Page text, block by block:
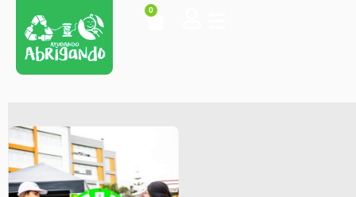
0
Alianzas estratégicas